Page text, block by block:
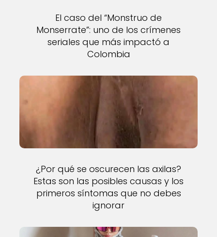
El caso del “Monstruo de
Monserrate”: uno de los crímenes
seriales que más impactó a
Colombia
¿Por qué se oscurecen las axilas?
Estas son las posibles causas y los
primeros síntomas que no debes
ignorar